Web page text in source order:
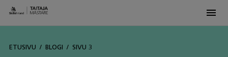
ETUSIVU BLOGI SIVU 3